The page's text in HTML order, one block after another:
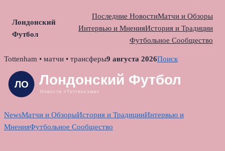
Лондонский
Футбол
Последние НовостиМатчи и Обзоры
Интервью и МненияИстория и Традиции
Футбольное Сообщество
Skip
content
Tottenham • матчи • трансферы9 августа 2026Поиск
NewsМатчи и ОбзорыИстория и ТрадицииИнтервью и
МненияФутбольное Сообщество